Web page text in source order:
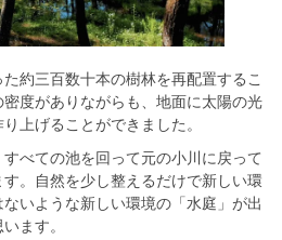
約三百数十本の樹林を再配置するこ
度がありながらも、地面に太陽の光
上げることができました。
べての池を回って元の小川に戻って
。自然を少し整えるだけで新しい環
いような新しい環境の「水庭」が出
ます。